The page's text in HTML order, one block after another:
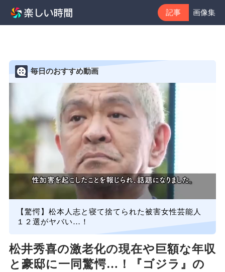
記事 画像集
毎日のおすすめ動画
【驚愕】松本人志と寝て捨てられた被害女性芸能人
１２選がヤバい…！
松井秀喜の激老化の現在や巨額な年収
と豪邸に一同驚愕…！『ゴジラ』の